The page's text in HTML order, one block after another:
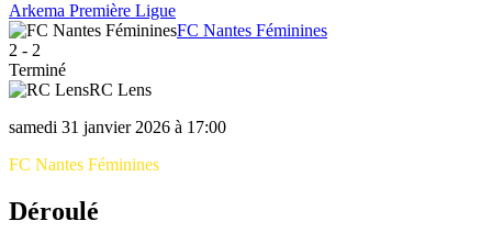
Arkema Première Ligue
FC Nantes Féminines
2 - 2
Terminé
RC Lens
samedi 31 janvier 2026 à 17:00
FC Nantes Féminines
Déroulé